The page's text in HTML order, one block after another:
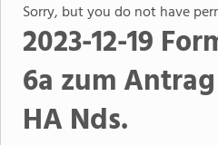
Sorry, but you do not have
2023-12-19
6a zum
HA Nds.